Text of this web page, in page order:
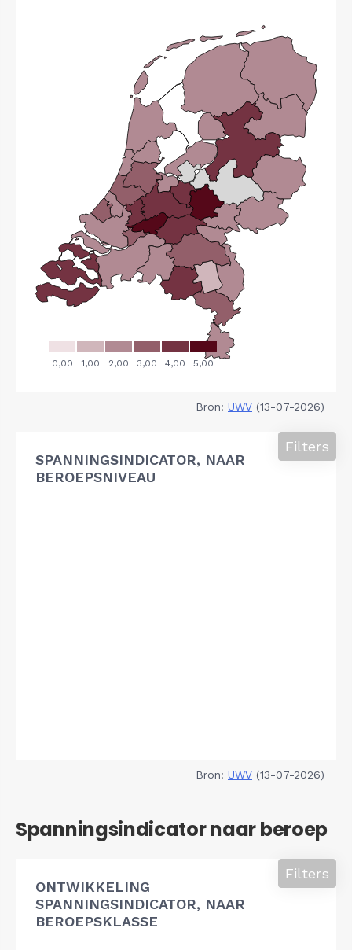
Bron: UWV (13-07-2026)
SPANNINGSINDICATOR, NAAR
BEROEPSNIVEAU
Filters
Bron: UWV (13-07-2026)
Spanningsindicator naar beroep
ONTWIKKELING
SPANNINGSINDICATOR, NAAR
BEROEPSKLASSE
Filters